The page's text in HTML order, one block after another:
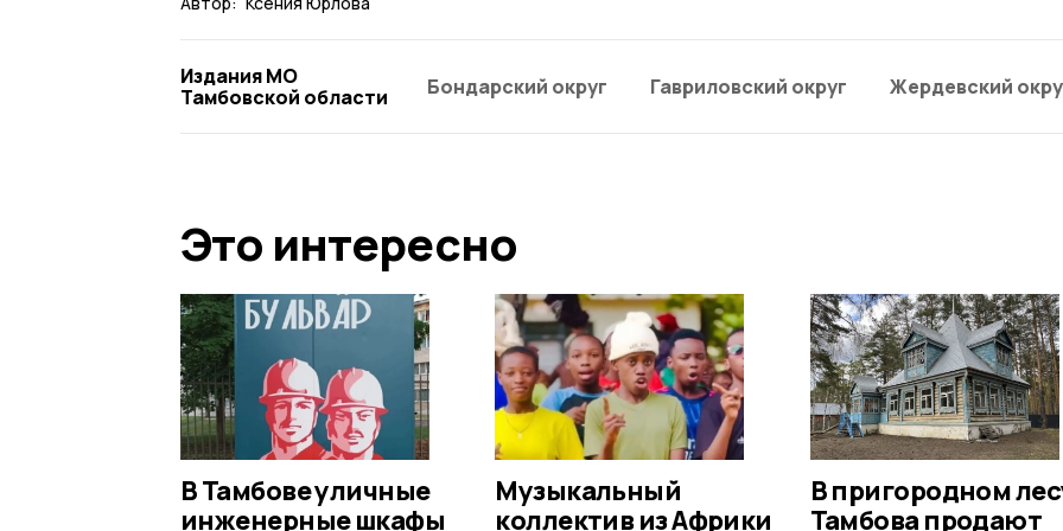
Издания МО
Тамбовской области
Бондарский округ Гавриловский округ Жердевский
Это интересно
В Тамбове уличные
инженерные шкафы
Музыкальный
коллектив из Африки
В пригородном
Тамбова продают